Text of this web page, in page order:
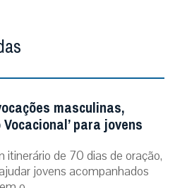
masculinas,
para jovens
itinerário de 70 dias de oração,
jovens acompanhados